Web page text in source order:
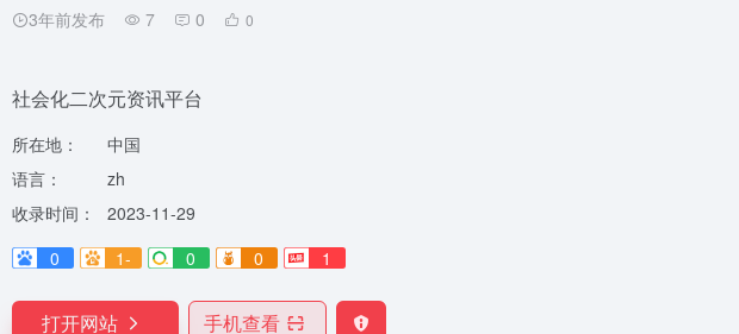
3年前发布 7 0 0
社会化二次元资讯平台
所在地：
中国
语言：
zh
收录时间：
2023-11-29
0
1- 0 0 1
打开网站 手机查看